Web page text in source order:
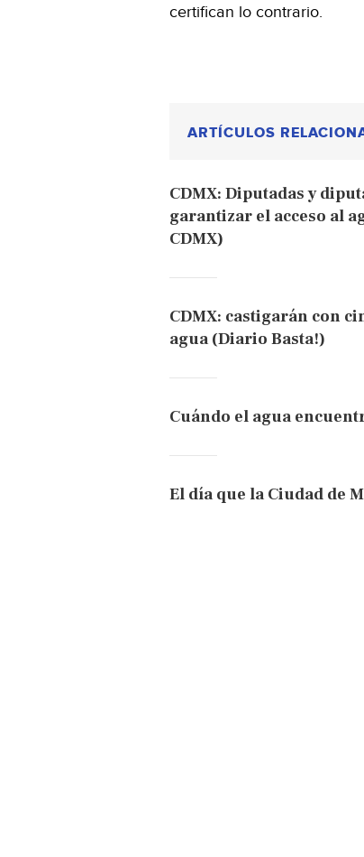
certifican lo contrario.
ARTÍCULOS
CDMX: Diputadas y
garantizar el acceso al
CDMX)
CDMX: castigarán con
agua (Diario Basta!)
Cuándo el agua
El día que la Ciudad de